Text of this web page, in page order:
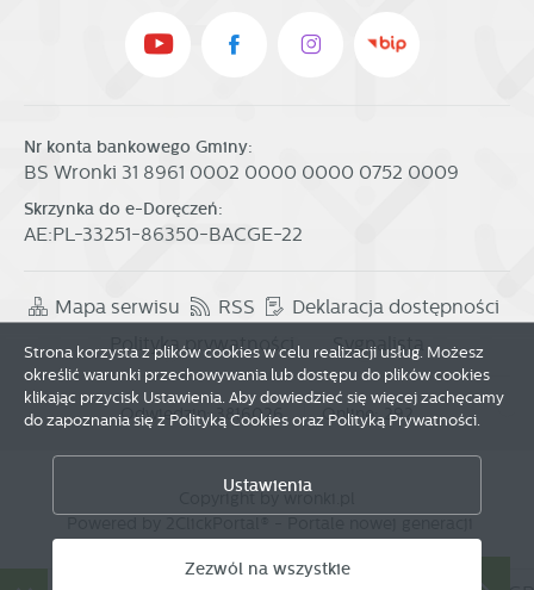
Nr konta bankowego Gminy:
BS Wronki 31 8961 0002 0000 0000 0752 0009
Skrzynka do e-Doręczeń:
AE:PL-33251-86350-BACGE-22
Mapa serwisu RSS
Deklaracja dostępności
Polityka prywatności
Sygnalista
Odwiedzin: 3816026 Online: 292
Copyright by wronki.pl
Strona korzysta z plików cookies w celu realizacji usług. Możesz
określić warunki przechowywania lub dostępu do plików cookies
klikając przycisk Ustawienia. Aby dowiedzieć się więcej zachęcamy
do zapoznania się z Polityką Cookies oraz Polityką Prywatności.
Ustawienia
Zezwól na wszystkie
Zezwól na wszystkie